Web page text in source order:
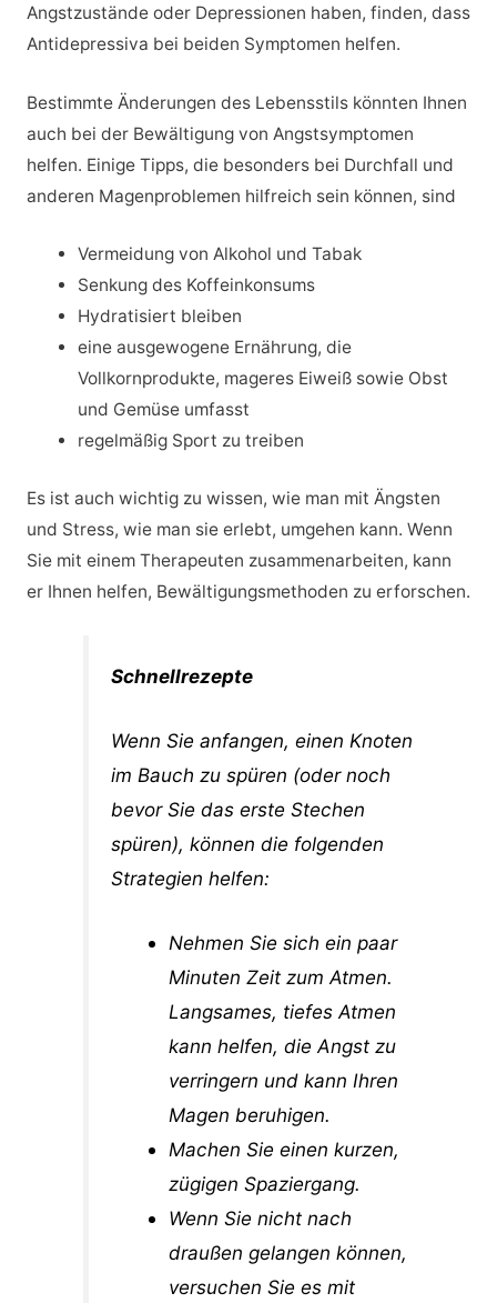
Angstzustände oder Depressionen haben, finden, dass
Antidepressiva bei beiden Symptomen helfen.
Bestimmte Änderungen des Lebensstils könnten Ihnen
auch bei der Bewältigung von Angstsymptomen
helfen. Einige Tipps, die besonders bei Durchfall und
anderen Magenproblemen hilfreich sein können, sind
Vermeidung von Alkohol und Tabak
Senkung des Koffeinkonsums
Hydratisiert bleiben
eine ausgewogene Ernährung, die
Vollkornprodukte, mageres Eiweiß sowie Obst
und Gemüse umfasst
regelmäßig Sport zu treiben
Es ist auch wichtig zu wissen, wie man mit Ängsten
und Stress, wie man sie erlebt, umgehen kann. Wenn
Sie mit einem Therapeuten zusammenarbeiten, kann
er Ihnen helfen, Bewältigungsmethoden zu erforschen.
Schnellrezepte
Wenn Sie anfangen, einen Knoten
im Bauch zu spüren (oder noch
bevor Sie das erste Stechen
spüren), können die folgenden
Strategien helfen:
Nehmen Sie sich ein paar
Minuten Zeit zum Atmen.
Langsames, tiefes Atmen
kann helfen, die Angst zu
verringern und kann Ihren
Magen beruhigen.
Machen Sie einen kurzen,
zügigen Spaziergang.
Wenn Sie nicht nach
draußen gelangen können,
versuchen Sie es mit